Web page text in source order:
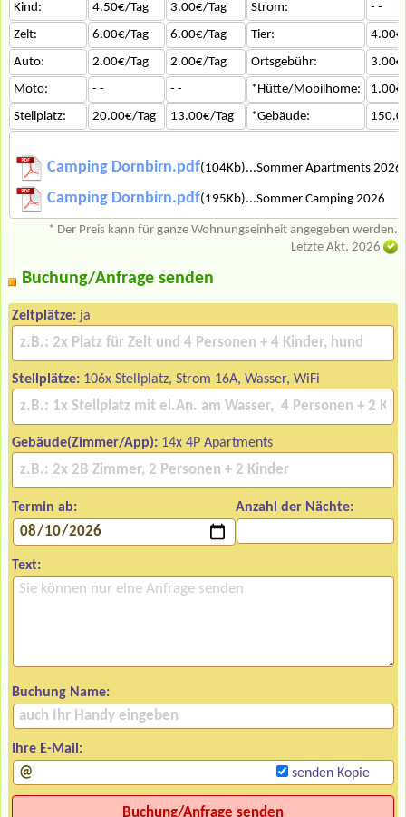
Kind: 4.50€/Tag 3.00€/Tag Strom:
- -
Zelt:
6.00€/Tag 6.00€/Tag Tier:
Auto:
2.00€/Tag 2.00€/Tag Ortsgebühr:
Moto:
- - - - *Hütte/Mobilhome:
Stellplatz:
20.00€/Tag 13.00€/Tag *Gebäude:
Camping Dornbirn.pdf(104Kb)...Sommer Apartments 2026
Camping Dornbirn.pdf(195Kb)...Sommer Camping 2026
* Der Preis kann für ganze Wohnungseinheit angegeben werden.
Letzte Akt. 2026
Buchung/Anfrage senden
Zeltplätze: ja
Stellplätze: 106x Stellplatz, Strom 16A, Wasser, WiFi
Gebäude(Zimmer/App): 14x 4P Apartments
Termin ab: Anzahl der Nächte:
Text:
Buchung Name:
Ihre E-Mail:
senden Kopie